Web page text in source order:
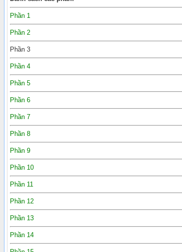
Phần 1
Phần 2
Phần 3
Phần 4
Phần 5
Phần 6
Phần 7
Phần 8
Phần 9
Phần 10
Phần 11
Phần 12
Phần 13
Phần 14